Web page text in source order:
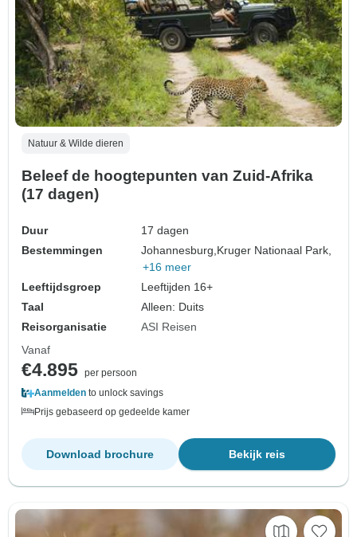
Natuur & Wilde dieren
Beleef de hoogtepunten van Zuid-Afrika
(17 dagen)
Duur
17 dagen
Bestemmingen
Johannesburg, Kruger Nationaal Park,
+16 meer
Leeftijdsgroep
Leeftijden 16+
Taal
Alleen: Duits
Reisorganisatie
ASI Reisen
Vanaf
€4.895 per persoon
Aanmelden to unlock savings
Prijs gebaseerd op gedeelde kamer
Bekijk reis
Download brochure